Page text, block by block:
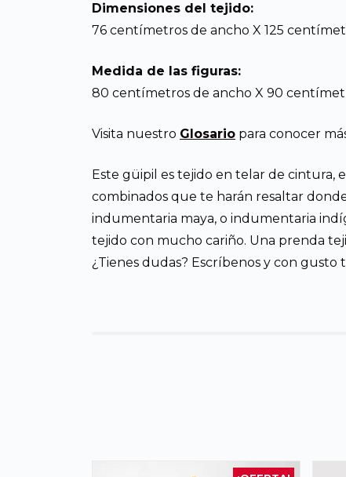
Dimensiones del tejido:
76 centímetros de ancho X 125
Medida de las figuras:
80 centímetros de ancho X 90
Visita nuestro Glosario para conocer
Este güipil es tejido en telar de cintura,
combinados que te harán resaltar
indumentaria maya, o indumentaria
tejido con mucho cariño. Una prenda
¿Tienes dudas? Escríbenos y con gusto